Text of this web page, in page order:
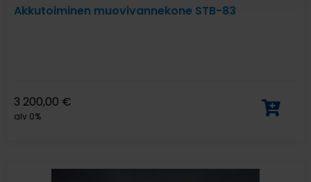
Akkutoiminen muovivannekone STB-83
3 200,00 €
alv 0%